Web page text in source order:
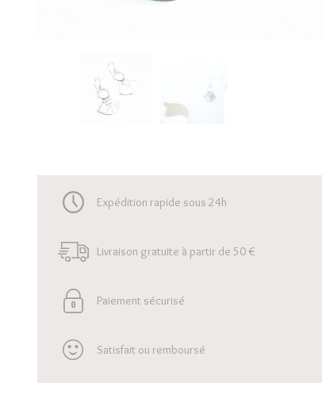
Expédition rapide sous 24h
Livraison gratuite à partir de 50 €
Paiement sécurisé
Satisfait ou remboursé